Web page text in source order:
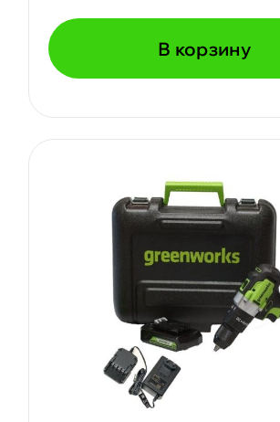
В корзину